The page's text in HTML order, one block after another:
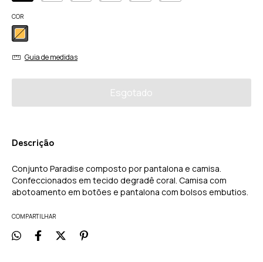
COR
Guia de medidas
Descrição
Conjunto Paradise composto por pantalona e camisa.
Confeccionados em tecido degradê coral. Camisa com
abotoamento em botões e pantalona com bolsos embutios.
COMPARTILHAR